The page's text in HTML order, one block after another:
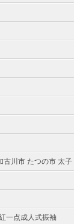
古川市 たつの市 太
一点成人式振袖